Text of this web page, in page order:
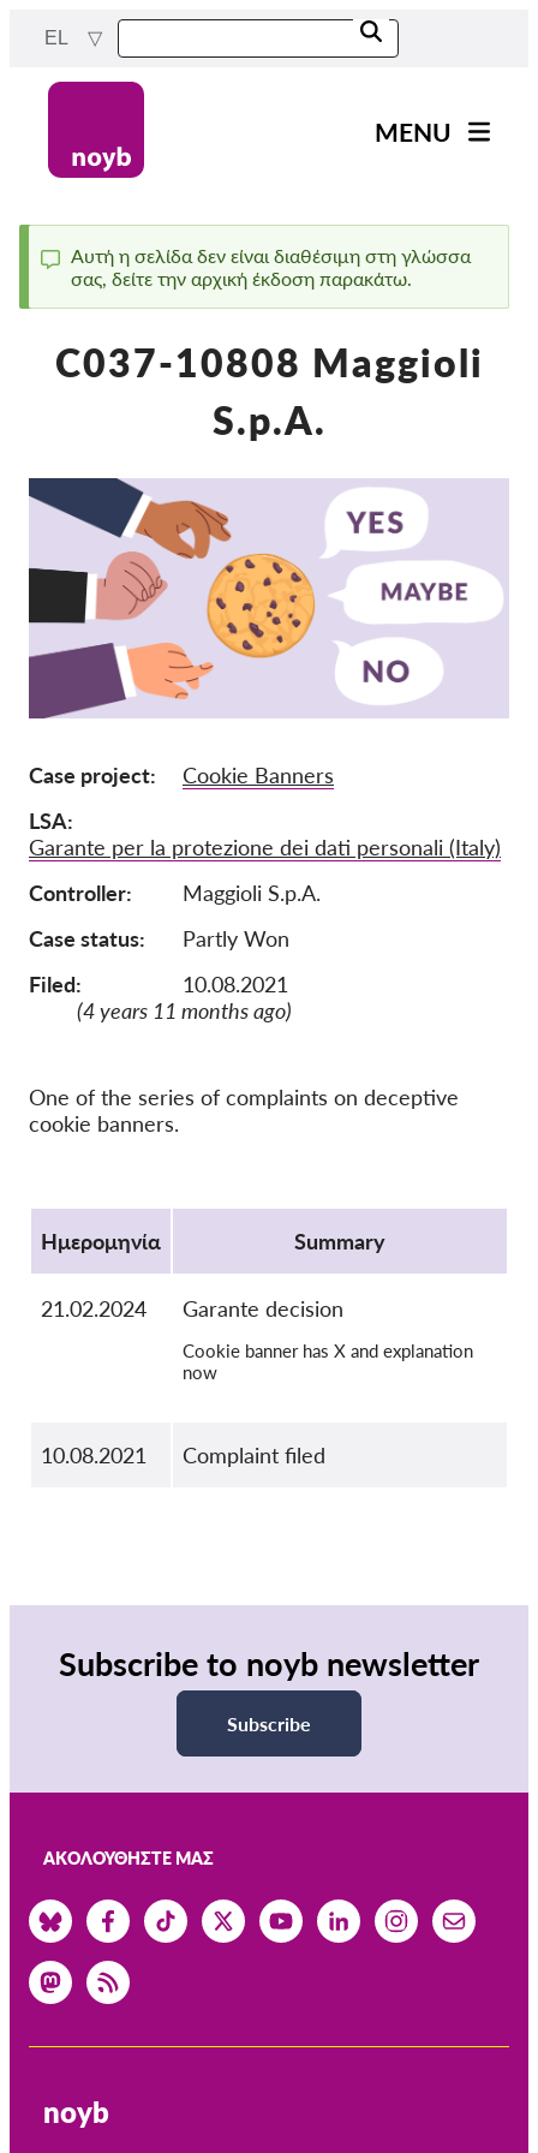
content
EL
navigation
MENU
Έργα
Όλες οι περιπτώσεις
Reports & Resources
Exercise your rights!
Στήριξέ μας!
Ιδιότητα μέλους
Δωρεές
Αιγίδα
Συχνές ερωτήσεις
Θέσεις Εργασίας
OnionShare
Status
message
Αυτή η σελίδα δεν είναι διαθέσιμη στη γλώσσα
σας, δείτε την αρχική έκδοση παρακάτω.
C037-10808 Maggioli
S.p.A.
Case project
Cookie Banners
LSA
Garante per la protezione dei dati personali (Italy)
Controller
Maggioli S.p.A.
Case status
Partly Won
Filed:
10.08.2021
(4 years 11 months ago)
One of the series of complaints on deceptive
cookie banners.
Ημερομηνία
Summary
21.02.2024 Garante decision
Cookie banner has X and explanation
now
10.08.2021 Complaint filed
Subscribe to noyb newsletter
Subscribe
ΑΚΟΛΟΥΘΉΣΤΕ ΜΑΣ
noyb